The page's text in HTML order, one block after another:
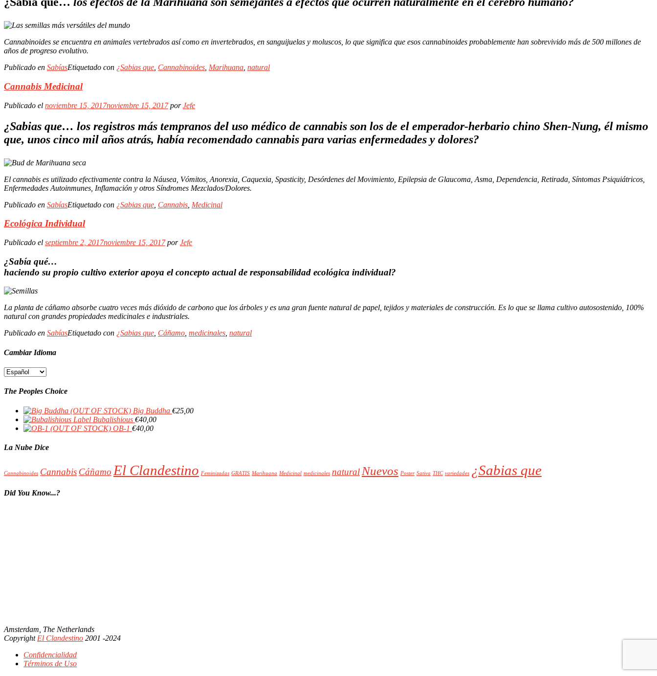
Cannabinoides se encuentra en animales vertebrados así como en invertebrados, en sanguijuelas y moluscos, lo que significa que esos cannabinoides probablemente han sobrevivido más de 500 millones de
años de progreso evolutivo.
Publicado en SabíasEtiquetado con ¿Sabias que Cannabinoides Marihuana natural
Cannabis Medicinal
Publicado el noviembre 15, 2017noviembre 15, 2017porJefe
¿Sabias que… los registros más tempranos del uso médico de cannabis son los de el emperador-herbario chino Shen-Nung, él mismo
que, unos cinco mil años atrás, había recomendado cannabis para varias enfermedades y dolores?
El cannabis es utilizado efectivamente contra la Náusea, Vómitos, Anorexia, Caquexia, Spasticity, Desórdenes del Movimiento, Epilepsia de Glaucoma, Asma, Dependencia, Retirada, Síntomas Psiquiátricos,
Enfermedades Autoinmunes, Inflamación y otros Síndromes Mezclados/Dolores.
Publicado en SabíasEtiquetado con ¿Sabias que Cannabis Medicinal
Ecológica Individual
Publicado el septiembre 2, 2017noviembre 15, 2017porJefe
¿Sabía qué…
haciendo su propio cultivo exterior apoya el concepto actual de responsabilidad ecológica individual?
La planta de cáñamo absorbe cuatro veces más dióxido de carbono que los árboles y es una gran fuente natural de papel, tejidos y materiales de construcción. Es lo que se llama cultivo autosostenido, 100%
natural con grandes propiedades medicinales e industriales.
Publicado en SabíasEtiquetado con ¿Sabias que, Cáñamo, medicinales, natural
Cambiar Idioma
Cambiar
The Peoples Choice
Big Buddha €25,00
Bubalishious €40,00
OB-1 €40,00
La Nube Dice
Cannabinoides Cannabis Cáñamo El Clandestino Feminizadas GRATIS Marihuana Medicinal medicinales natural Nuevos Poster Sativa THC variedades ¿Sabias que
Did You Know...?
Amsterdam, The Netherlands
Copyright El Clandestino 2001 -2024
Confidencialidad
Términos de Uso